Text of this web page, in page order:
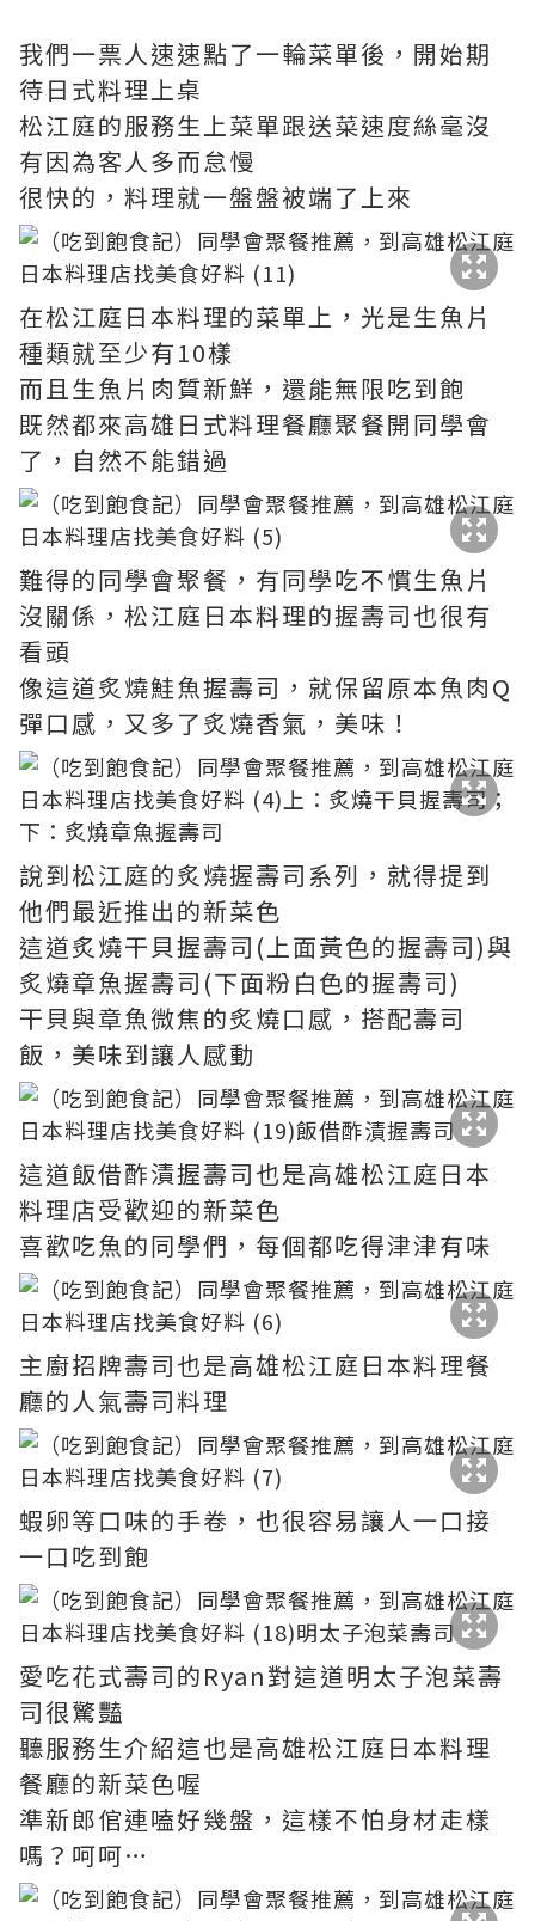
我們一票人速速點了一輪菜單後，開始期
待日式料理上桌
松江庭的服務生上菜單跟送菜速度絲毫沒
有因為客人多而怠慢
很快的，料理就一盤盤被端了上來
在松江庭日本料理的菜單上，光是生魚片
種類就至少有10樣
而且生魚片肉質新鮮，還能無限吃到飽
既然都來高雄日式料理餐廳聚餐開同學會
了，自然不能錯過
難得的同學會聚餐，有同學吃不慣生魚片
沒關係，松江庭日本料理的握壽司也很有
看頭
像這道炙燒鮭魚握壽司，就保留原本魚肉Q
彈口感，又多了炙燒香氣，美味！
說到松江庭的炙燒握壽司系列，就得提到
他們最近推出的新菜色
這道炙燒干貝握壽司(上面黃色的握壽司)與
炙燒章魚握壽司(下面粉白色的握壽司)
干貝與章魚微焦的炙燒口感，搭配壽司
飯，美味到讓人感動
這道飯借酢漬握壽司也是高雄松江庭日本
料理店受歡迎的新菜色
喜歡吃魚的同學們，每個都吃得津津有味
主廚招牌壽司也是高雄松江庭日本料理餐
廳的人氣壽司料理
蝦卵等口味的手卷，也很容易讓人一口接
一口吃到飽
愛吃花式壽司的Ryan對這道明太子泡菜壽
司很驚豔
聽服務生介紹這也是高雄松江庭日本料理
餐廳的新菜色喔
準新郎倌連嗑好幾盤，這樣不怕身材走樣
嗎？呵呵…